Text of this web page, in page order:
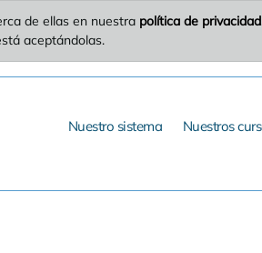
de ellas en nuestra política de privacidad
aceptándolas.
Nuestro sistema Nuestros